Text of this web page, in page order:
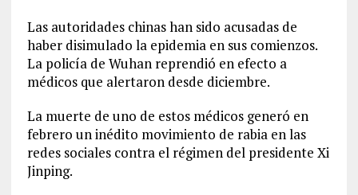
Las autoridades chinas han sido acusadas de
haber disimulado la epidemia en sus comienzos.
La policía de Wuhan reprendió en efecto a
médicos que alertaron desde diciembre.
La muerte de uno de estos médicos generó en
febrero un inédito movimiento de rabia en las
redes sociales contra el régimen del presidente Xi
Jinping.